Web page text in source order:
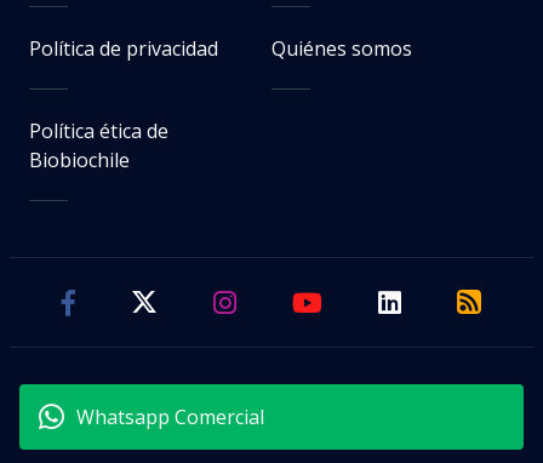
Política de privacidad Quiénes somos
Política ética de
Biobiochile
Whatsapp Comercial